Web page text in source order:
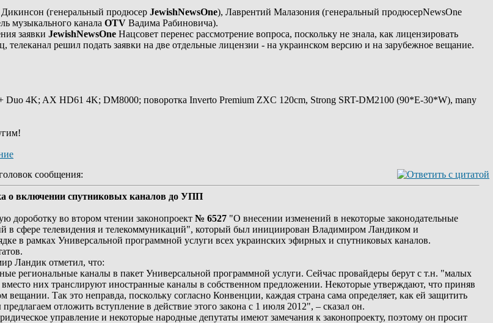
Дикинсон (генеральный продюсер JewishNewsOne), Лаврентий Малазония (генеральный продюсерNewsOne
музыкального канала OTV Вадима Рабиновича).
заявки JewishNewsOne Нацсовет перенес рассмотрение вопроса, поскольку не знала, как лицензировать
решил подать заявки на две отдельные лицензии - на украинском версию и на зарубежное вещание.
4K; AX HD61 4K; DM8000; поворотка Inverto Premium ZXC 120cm, Strong SRT-DM2100 (90*E-30*W), many
сообщения:
о включении спутниковых каналов до УПП
дороботку во втором чтении законопроект № 6527 "О внесении изменений в некоторые законодательные
в сфере телевидения и телекоммуникаций", который был инициирован Владимиром Ландиком и
в рамках Универсальной программной услуги всех украинских эфирных и спутниковых каналов.
Ландик отметил, что:
региональные каналы в пакет Универсальной программной услуги. Сейчас провайдеры берут с т.н. "малых
них транслируют иностранные каналы в собственном предложении. Некоторые утверждают, что приняв
Так это неправда, поскольку согласно Конвенции, каждая страна сама определяет, как ей защитить
отложить вступление в действие этого закона с 1 июля 2012", – сказал он.
управление и некоторые народные депутаты имеют замечания к законопроекту, поэтому он просит